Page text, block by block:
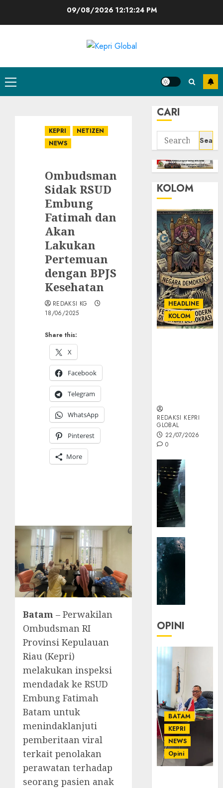
09/08/2026 12:12:24 PM
Primary
Menu
KEPRI
NETIZEN
NEWS
Ombudsman
Sidak RSUD
Embung
Fatimah dan
Akan
Lakukan
Pertemuan
dengan BPJS
Kesehatan
Share this:
X
Facebook
Telegram
WhatsApp
Pinterest
More
REDAKSI KG
18/06/2025
Batam – Perwakilan
Ombudsman RI
Provinsi Kepulauan
Riau (Kepri)
melakukan inspeksi
mendadak ke RSUD
Embung Fatimah
Batam untuk
menindaklanjuti
pemberitaan viral
terkait penolakan
perawatan terhadap
seorang pasien anak
CARI
Search
for:
KOLOM
HEADLINE
KOLOM
REDAKSI KEPRI
GLOBAL
22/07/2026
0
OPINI
BATAM
KEPRI
NEWS
Opini